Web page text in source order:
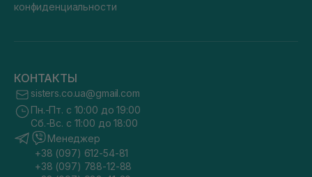
конфиденциальности
КОНТАКТЫ
sisters.co.ua@gmail.com
Пн.-Пт. с 10:00 до 19:00
Сб.-Вс. с 11:00 до 18:00
Менеджер
+38 (097) 612-54-81
+38 (097) 788-12-88